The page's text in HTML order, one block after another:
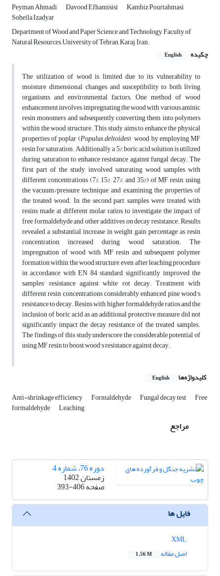
Peyman Ahmadi Davood Efhamisisi Kambiz Pourtahmasi
Soheila Izadyar
Department of Wood and Paper Science and Technology, Faculty of
Natural Resources, University of Tehran, Karaj, Iran.
چکیده
English
The utilization of wood is limited due to its vulnerability to
moisture, dimensional changes, and susceptibility to both living
organisms and environmental factors. One method of wood
enhancement involves impregnating the wood with various aminic
resin monomers and subsequently converting them into polymers
within the wood structure. This study aims to enhance the physical
properties of poplar (Populus deltoides) wood by employing MF
resin for saturation. Additionally, a 5% boric acid solution is utilized
during saturation to enhance resistance against fungal decay. The
first part of the study involved saturating wood samples with
different concentrations (7%, 15%, 27%, and 35%) of MF resin, using
the vacuum/pressure technique, and examining the properties of
the treated wood. In the second part, samples were treated with
resins made at different molar ratios to investigate the impact of
free formaldehyde and other additives on decay resistance. Results
revealed a substantial increase in weight gain percentage as resin
concentration increased during wood saturation. The
impregnation of wood with MF resin and subsequent polymer
formation within the wood structure, even after leaching procedure
in accordance with EN 84 standard, significantly improved the
samples' resistance against white rot decay. Treatment with
different resin concentrations considerably enhanced pine wood's
resistance to decay. Resins with higher formaldehyde ratios and the
inclusion of boric acid as an additional protective measure did not
significantly impact the decay resistance of the treated samples.
The findings of this study underscore the considerable potential of
using MF resin to boost wood's resistance against decay.
کلیدواژه‌ها English
Anti-shrinkage efficiency Formaldehyde Fungal decay test Free
formaldehyde Leaching
مراجع
دوره 76، شماره 4
زمستان 1402
صفحه393-406
فایل ها
اصل مقاله
1.56 M